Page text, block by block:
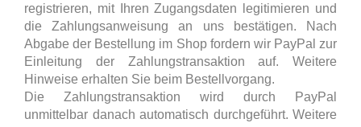
registrieren, mit Ihren Zugangsdaten legitimieren und
die Zahlungsanweisung an uns bestätigen. Nach
Abgabe der Bestellung im Shop fordern wir PayPal zur
Einleitung der Zahlungstransaktion auf. Weitere
Hinweise erhalten Sie beim Bestellvorgang.
Die Zahlungstransaktion wird durch PayPal
unmittelbar danach automatisch durchgeführt. Weitere